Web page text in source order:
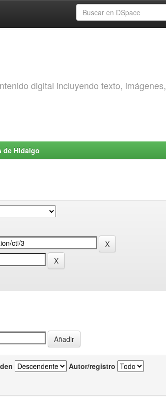
digital incluyendo texto, imágenes,
de Hidalgo
Autor/registro